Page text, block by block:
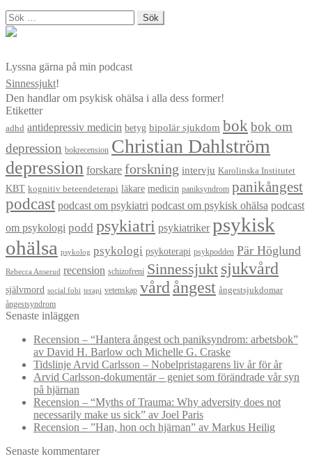
Sök
efter:
Lyssna gärna på min podcast
Sinnessjukt!
Den handlar om psykisk ohälsa i alla dess former!
Etiketter
adhd antidepressiv medicin betyg bipolär sjukdom bokbok om
depression
bokrecension Christian Dahlström
depression forskare forskning intervju Karolinska Institutet
KBT kognitiv beteendeterapi läkare medicin paniksyndrom panikångest
podcast podcast om psykiatri podcast om psykisk ohälsa podcast
om psykologi podd psykiatri psykiatriker psykisk
ohälsa psykolog psykologi psykoterapi psykpodden Pär Höglund
Rebecca Anserud recension schizofreni Sinnessjukt sjukvård
självmord social fobi terapi vetenskap vård ångest ångestsjukdomar
ångestsyndrom
Senaste inläggen
Recension – “Hantera ångest och paniksyndrom: arbetsbok”
av David H. Barlow och Michelle G. Craske
Tidslinje Arvid Carlsson – Nobelpristagarens liv år för år
Arvid Carlsson-dokumentär – geniet som förändrade vår syn
på hjärnan
Recension – “Myths of Trauma: Why adversity does not
necessarily make us sick” av Joel Paris
Recension – ”Han, hon och hjärnan” av Markus Heilig
Senaste kommentarer